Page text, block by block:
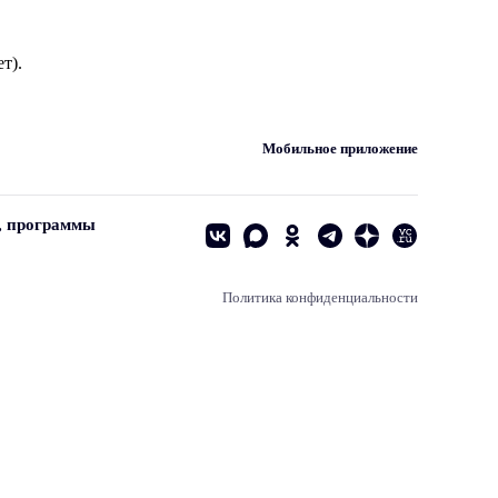
Мобильное приложение
программы
Политика конфиденциальности